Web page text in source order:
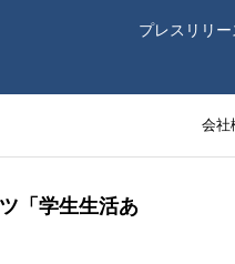
プレスリリ
会社
「学生生活あ